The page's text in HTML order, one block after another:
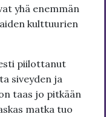
yhä enemmän
kulttuurien
piilottanut
siveyden ja
taas jo pitkään
matka tuo